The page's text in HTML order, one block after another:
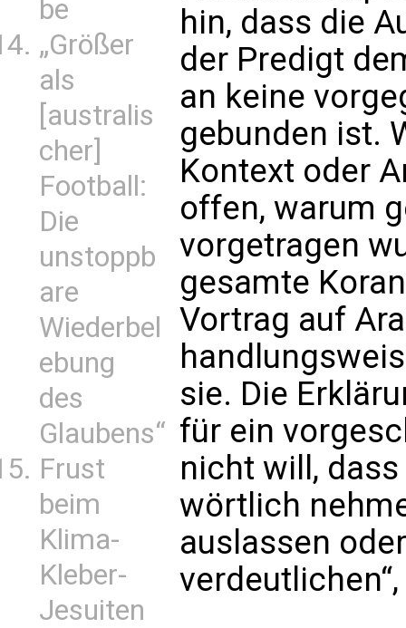
be
„Größer
als
[australis
cher]
Football:
Die
unstoppb
are
Wiederbel
ebung
des
Glaubens“
Frust
beim
Klima-
Kleber-
Jesuiten
hin, dass die
der Predigt
an keine
gebunden ist.
Kontext oder
offen, warum
vorgetragen
gesamte
Vortrag auf
sie. Die
für ein
nicht will,
wörtlich
auslassen